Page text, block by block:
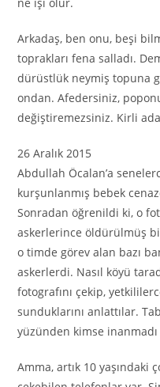
Arkadaş, ben onu, beşi
toprakları fena salladı.
dürüstlük neymiş topuna
ondan. Afedersiniz,
değiştiremezsiniz. Kirli
26 Aralık 2015
Abdullah Öcalan’a
kurşunlanmış bebek
Sonradan öğrenildi ki, o
askerlerince öldürülmüş
o timde görev alan bazı
askerlerdi. Nasıl köyü
fotografını çekip,
sunduklarını anlattılar.
yüzünden kimse
Amma, artık 10 yaşındaki